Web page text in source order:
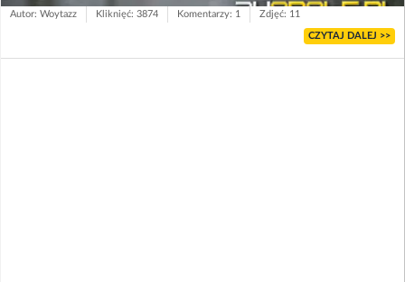
Autor: Woytazz Kliknięć: 3874 Komentarzy: 1 Zdjęć: 11
CZYTAJ DALEJ >>